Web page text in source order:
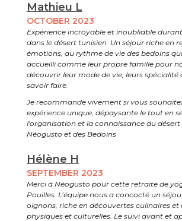
Mathieu L
OCTOBER 2023
Expérience incroyable et inoubliable
dans le désert tunisien. Un séjour riche en
émotions, au rythme de vie des bedoins
accueilli comme leur propre famille pour
découvrir leur mode de vie, leurs spécialité
savoir faire.
Je recommande vivement si vous
expérience unique, dépaysante le tout en
l'organisation et la connaissance du désert
Néogusto et des Bedoins
Hélène H
SEPTEMBER 2023
Merci à Néogusto pour cette retraite de
Pouilles. L’équipe nous a concocté un
oignons, riche en découvertes culinaires et
physiques et culturelles. Le suivi avant et